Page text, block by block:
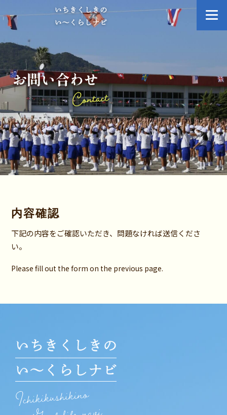
お
問
い
合
わ
内容確認
下記の内容をご確認いただき、問題なければ送信くださ
い。
Please fill out the form on the previous page.